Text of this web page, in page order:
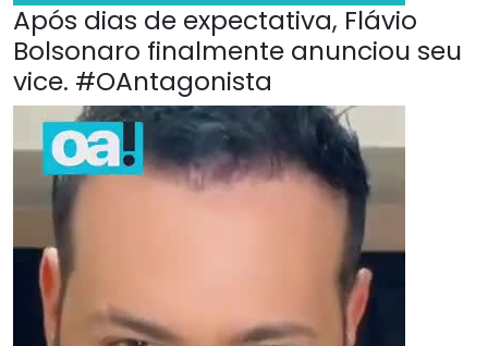
Após dias de expectativa, Flávio
Bolsonaro finalmente anunciou seu
vice. #OAntagonista